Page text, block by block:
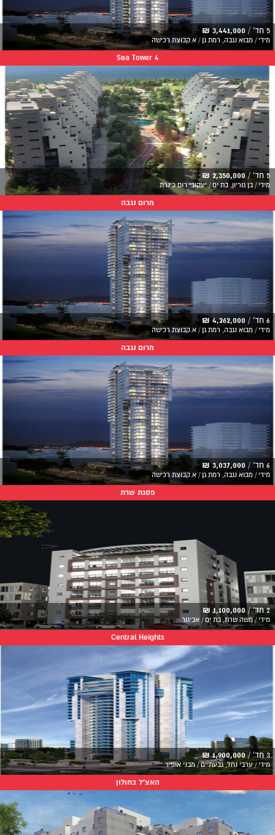
5 חד' / 3,441,000 ₪
מידי / מבוא נגבה, רמת גן / א.קבוצת רכישה
Sea Tower 4
5 חד' / 2,350,000 ₪
מידי / בן גוריון, בת ים / יעקובי רום כינרת
מרום נגבה
6 חד' / 4,262,000 ₪
מידי / מבוא נגבה, רמת גן / א.קבוצת רכישה
מרום נגבה
6 חד' / 3,037,000 ₪
מידי / מבוא נגבה, רמת גן / א.קבוצת רכישה
פסגת שרת
2 חד' / 1,100,000 ₪
מידי / משה שרת, בת ים / אביגור
Central Heights
3 חד' / 1,900,000 ₪
מידי / ערבי נחל, גבעתיים / מבני אופיר
האצ"ל בחולון